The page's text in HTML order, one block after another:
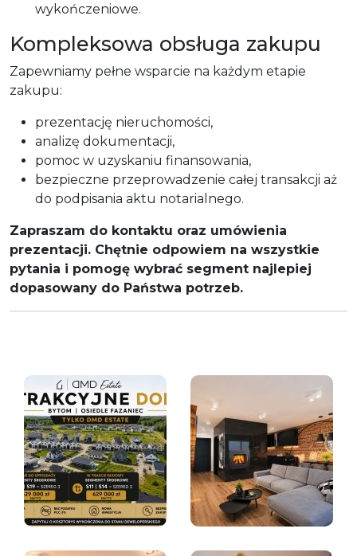
wykończeniowe.
Kompleksowa obsługa zakupu
Zapewniamy pełne wsparcie na każdym etapie
zakupu:
prezentację nieruchomości,
analizę dokumentacji,
pomoc w uzyskaniu finansowania,
bezpieczne przeprowadzenie całej transakcji aż
do podpisania aktu notarialnego.
Zapraszam do kontaktu oraz umówienia
prezentacji. Chętnie odpowiem na wszystkie
pytania i pomogę wybrać segment najlepiej
dopasowany do Państwa potrzeb.